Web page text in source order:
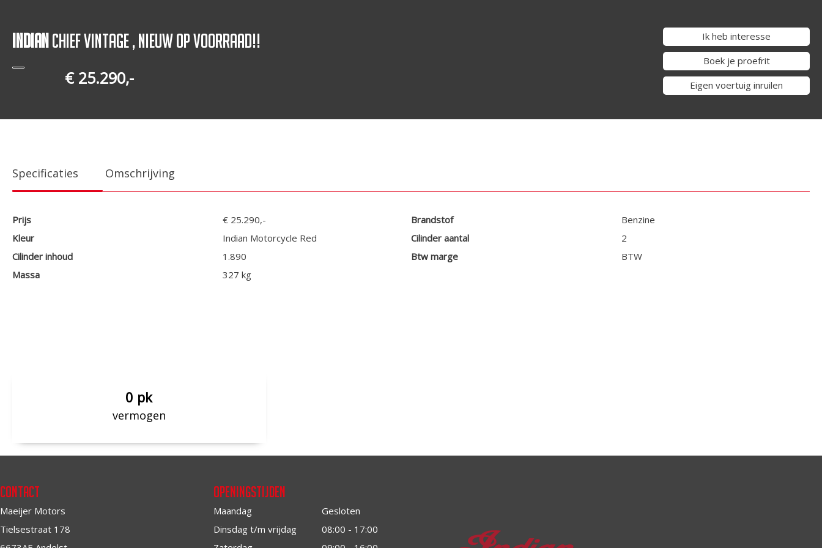
Indian Chief Vintage , Nieuw op Voorraad!!
€ 25.290,-
Ik heb interesse
Boek je proefrit
Eigen voertuig inruilen
Specificaties Omschrijving
Prijs € 25.290,- Brandstof
Benzine
Kleur
Indian Motorcycle Red Cilinder aantal
2
Cilinder inhoud
1.890 Btw marge
BTW
Massa
327 kg
0 pk
vermogen
Contact
Maeijer Motors
Tielsestraat 178
Openingstijden
Maandag
Gesloten
Dinsdag t/m vrijdag
08:00 - 17:00